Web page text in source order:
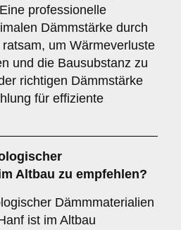
professionelle
Dämmstärke durch
um Wärmeverluste
und die Bausubstanz zu
richtigen Dämmstärke
für effiziente
Altbau zu empfehlen?
Dämmmaterialien
ist im Altbau